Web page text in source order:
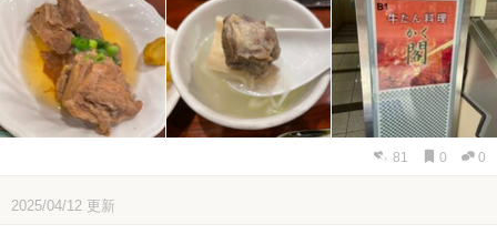
81 0 0
2025/04/12 更新